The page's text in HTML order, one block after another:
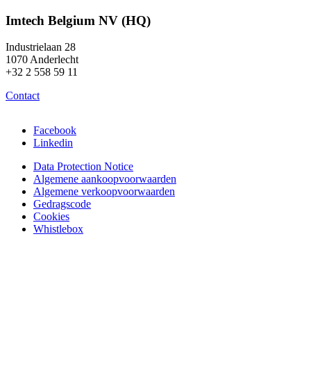
Imtech Belgium NV (HQ)
Industrielaan 28
1070 Anderlecht
+32 2 558 59 11
Contact
Facebook
Linkedin
Data Protection Notice
Algemene aankoopvoorwaarden
Algemene verkoopvoorwaarden
Gedragscode
Cookies
Whistlebox